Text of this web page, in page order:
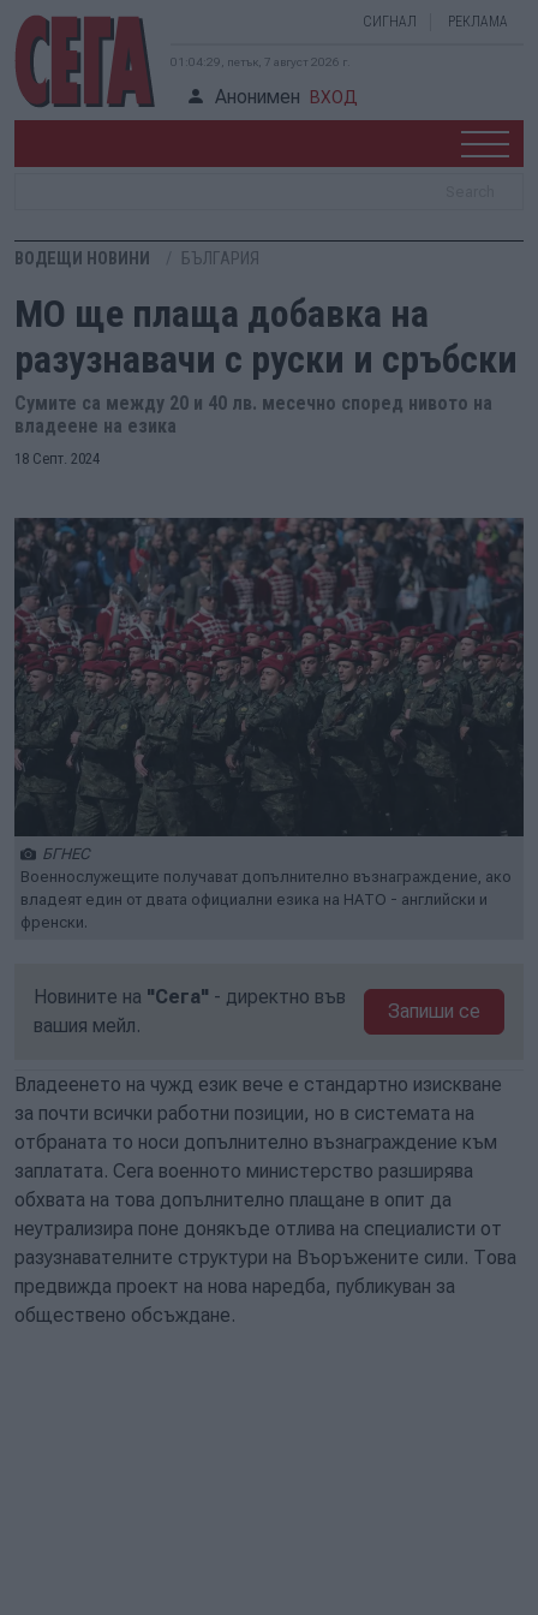
СИГНАЛ РЕКЛАМА
01:04:30, петък, 7 август 2026 г.
Анонимен ВХОД
ВОДЕЩИ НОВИНИ БЪЛГАРИЯ
МО ще плаща добавка на
разузнавачи с руски и сръбски
Сумите са между 20 и 40 лв. месечно според нивото на
владеене на езика
18 Септ. 2024
БГНЕС
Военнослужещите получават допълнително възнаграждение, ако
владеят един от двата официални езика на НАТО - английски и
френски.
Новините на "Сега" - директно във
вашия мейл.
Запиши се
Владеенето на чужд език вече е стандартно изискване
за почти всички работни позиции, но в системата на
отбраната то носи допълнително възнаграждение към
заплатата. Сега военното министерство разширява
обхвата на това допълнително плащане в опит да
неутрализира поне донякъде отлива на специалисти от
разузнавателните структури на Въоръжените сили. Това
предвижда проект на нова наредба, публикуван за
обществено обсъждане.